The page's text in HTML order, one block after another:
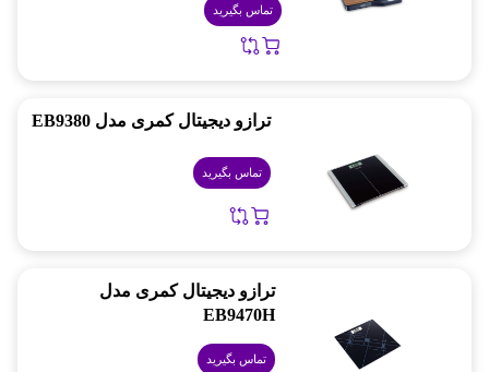
تماس بگیرید
ترازو دیجیتال کمری مدل EB9380
تماس بگیرید
ترازو دیجیتال کمری مدل
EB9470H
تماس بگیرید